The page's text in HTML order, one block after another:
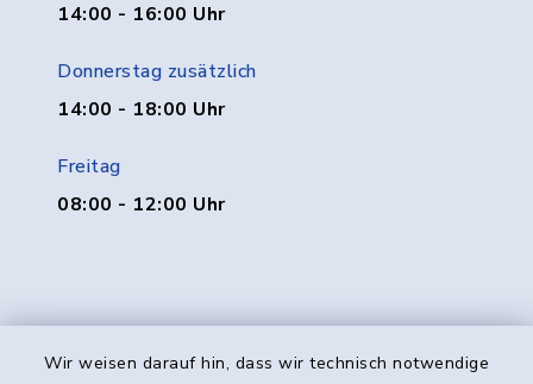
Wir weisen darauf hin, dass wir technisch notwendige
14:00 - 16:00 Uhr
Donnerstag zusätzlich
14:00 - 18:00 Uhr
Freitag
08:00 - 12:00 Uhr